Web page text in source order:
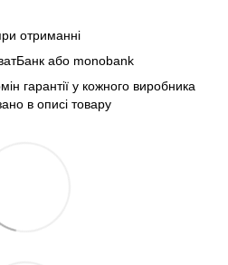
отриманні
або monobank
гарантії у кожного виробника
в описі товару